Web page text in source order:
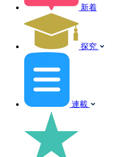
新着
探究
連載